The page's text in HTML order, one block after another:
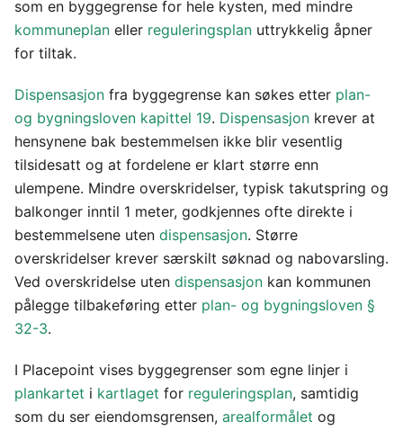
som en byggegrense for hele kysten, med mindre
kommuneplan eller reguleringsplan uttrykkelig åpner
for tiltak.
Dispensasjon fra byggegrense kan søkes etter plan-
og bygningsloven kapittel 19. Dispensasjon krever at
hensynene bak bestemmelsen ikke blir vesentlig
tilsidesatt og at fordelene er klart større enn
ulempene. Mindre overskridelser, typisk takutspring og
balkonger inntil 1 meter, godkjennes ofte direkte i
bestemmelsene uten dispensasjon. Større
overskridelser krever særskilt søknad og nabovarsling.
Ved overskridelse uten dispensasjon kan kommunen
pålegge tilbakeføring etter plan- og bygningsloven §
32-3.
I Placepoint vises byggegrenser som egne linjer i
plankartet i kartlaget for reguleringsplan, samtidig
som du ser eiendomsgrensen, arealformålet og